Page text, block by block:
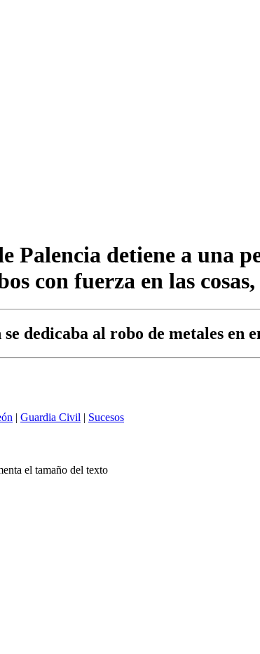
Palencia detiene a una
con fuerza en las
dedicaba al robo de metales en
| Guardia Civil | Sucesos